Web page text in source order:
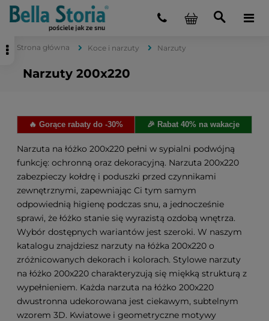
Strona główna Koce i narzuty Narzuty
Narzuty 200x220
🔥 Gorące rabaty do -30% 🎉 Rabat 40% na wakacje
Narzuta na łóżko 200x220 pełni w sypialni podwójną
funkcję: ochronną oraz dekoracyjną. Narzuta 200x220
zabezpieczy kołdrę i poduszki przed czynnikami
zewnętrznymi, zapewniając Ci tym samym
odpowiednią higienę podczas snu, a jednocześnie
sprawi, że łóżko stanie się wyrazistą ozdobą wnętrza.
Wybór dostępnych wariantów jest szeroki. W naszym
katalogu znajdziesz narzuty na łóżka 200x220 o
zróżnicowanych dekorach i kolorach. Stylowe narzuty
na łóżko 200x220 charakteryzują się miękką strukturą z
wypełnieniem. Każda narzuta na łóżko 200x220
dwustronna udekorowana jest ciekawym, subtelnym
wzorem 3D. Kwiatowe i geometryczne motywy